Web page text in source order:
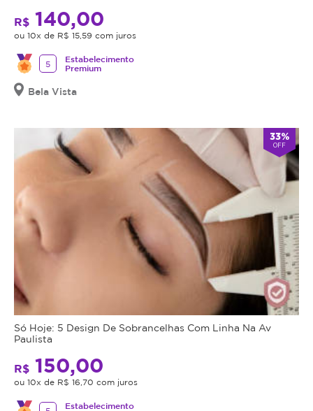
R$ 140,00
ou 10x de R$ 15,59 com juros
5
Estabelecimento
Premium
Bela Vista
33%
OFF
Só Hoje: 5 Design De Sobrancelhas Com Linha Na Av
Paulista
R$ 150,00
ou 10x de R$ 16,70 com juros
Estabelecimento